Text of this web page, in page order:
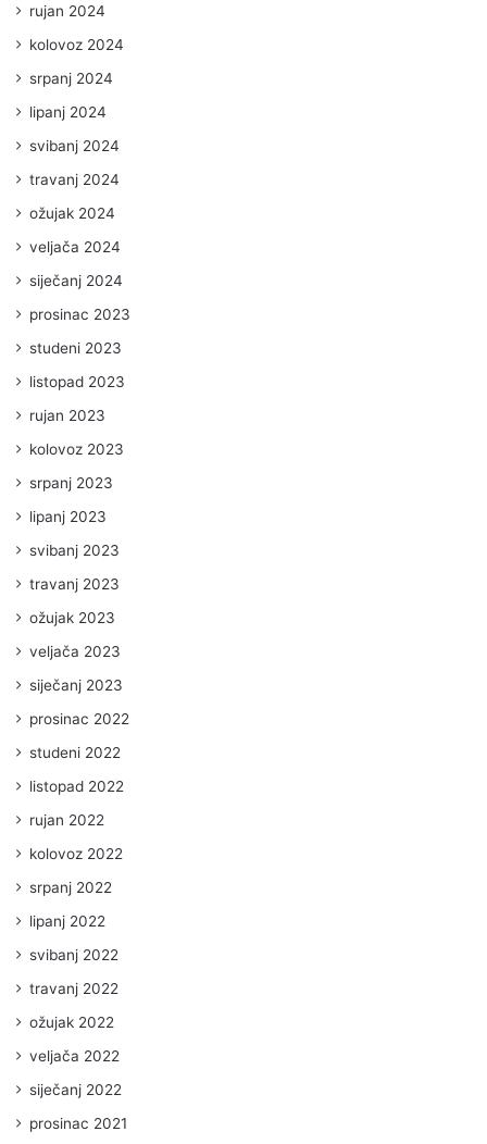
rujan 2024
kolovoz 2024
srpanj 2024
lipanj 2024
svibanj 2024
travanj 2024
ožujak 2024
veljača 2024
siječanj 2024
prosinac 2023
studeni 2023
listopad 2023
rujan 2023
kolovoz 2023
srpanj 2023
lipanj 2023
svibanj 2023
travanj 2023
ožujak 2023
veljača 2023
siječanj 2023
prosinac 2022
studeni 2022
listopad 2022
rujan 2022
kolovoz 2022
srpanj 2022
lipanj 2022
svibanj 2022
travanj 2022
ožujak 2022
veljača 2022
siječanj 2022
prosinac 2021